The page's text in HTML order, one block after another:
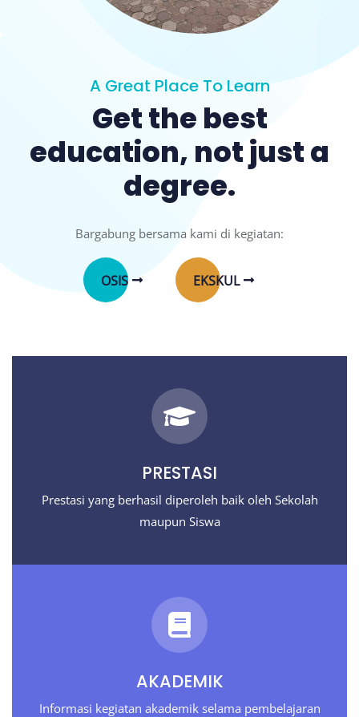
A Great Place To Learn
Get the best
education, not just a
degree.
Bargabung bersama kami di kegiatan:
OSIS EKSKUL
PRESTASI
Prestasi yang berhasil diperoleh baik oleh Sekolah
maupun Siswa
AKADEMIK
Informasi kegiatan akademik selama pembelajaran